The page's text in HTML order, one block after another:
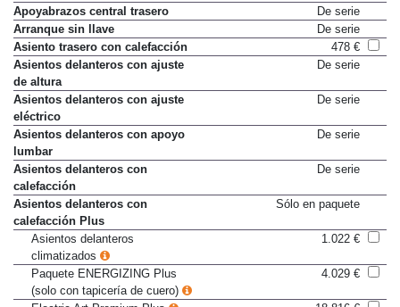
Apoyabrazos central delantero
De serie
Apoyabrazos central trasero
De serie
Arranque sin llave
De serie
Asiento trasero con calefacción
478 €
Asientos delanteros con ajuste
de altura
Asientos delanteros con ajuste
eléctrico
Asientos delanteros con apoyo
lumbar
Asientos delanteros con
calefacción
Asientos delanteros con
calefacción Plus
Asientos delanteros
climatizados
Paquete ENERGIZING Plus